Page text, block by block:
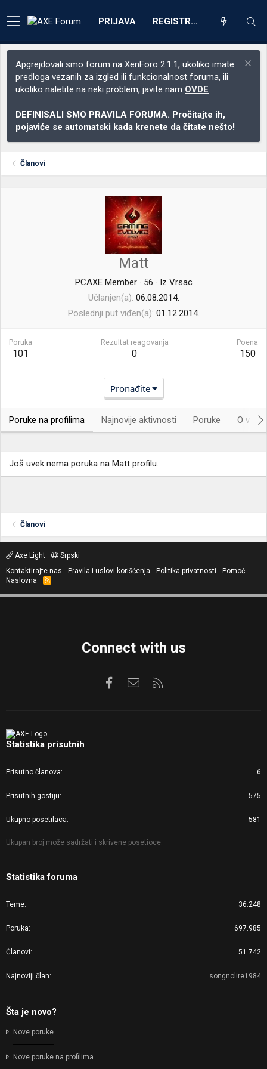
PRIJAVA REGISTRACIJA
Apgrejdovali smo forum na XenForo 2.1.1, ukoliko imate
predloga vezanih za izgled ili funkcionalnost foruma, ili
ukoliko naletite na neki problem, javite nam OVDE
DEFINISALI SMO PRAVILA FORUMA. Pročitajte ih,
pojaviće se automatski kada krenete da čitate nešto!
Članovi
Matt
PCAXE Member · 56 · Iz Vrsac
Učlanjen(a) 06.08.2014.
Poslednji put viđen(a) 01.12.2014.
Poruka
101
Rezultat reagovanja
0
Poena
150
Pronađite
Poruke na profilima Najnovije aktivnosti Poruke O
Još uvek nema poruka na Matt profilu.
Članovi
Axe Light
Srpski
Kontaktirajte nas
Pravila i uslovi korišćenja Politika privatnosti
Pomoć
Naslovna
R
S
Connect with us
FacebookKontaktirajte nas
Statistika prisutnih
Prisutno članova 6
Prisutnih gostiju 575
Ukupno posetilaca 581
Ukupan broj može sadržati i skrivene posetioce.
Statistika foruma
Teme 36.248
Poruka 697.985
Članovi 51.742
Najnoviji član songnolire1984
Šta je novo?
Nove poruke
Nove poruke na profilima